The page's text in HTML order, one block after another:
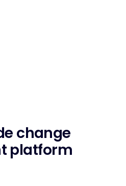
e change
t platform